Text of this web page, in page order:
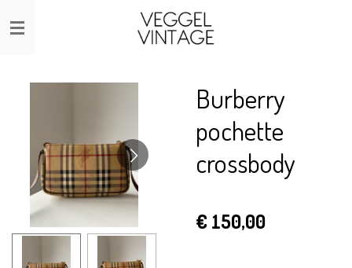
Ga
direct
Burberry
pochette
crossbody
€ 150,00